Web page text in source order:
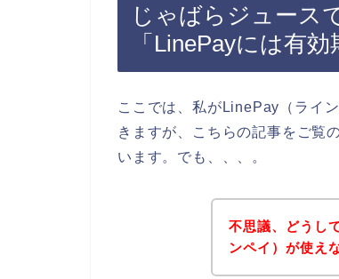
じゃばらジュース
「LinePayには有
ここでは、私がLinePay（ライ
きますが、こちらの記事をご覧
います。でも、、、。
不思議、どうし
ンペイ）が使え